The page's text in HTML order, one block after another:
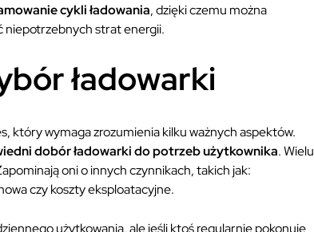
cykli ładowania, dzięki czemu można
niepotrzebnych strat energii.
ładowarki
który wymaga zrozumienia kilku ważnych aspektów.
dobór ładowarki do potrzeb użytkownika. Wielu
oni o innych czynnikach, takich jak:
czy koszty eksploatacyjne.
użytkowania, ale jeśli ktoś regularnie pokonuje